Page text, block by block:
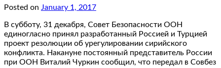
Posted on January 1, 2017
В субботу, 31 декабря, Совет Безопасности ООН
единогласно принял разработанный Россией и Турцией
проект резолюции об урегулировании сирийского
конфликта. Накануне постоянный представитель России
при ООН Виталий Чуркин сообщил, что передал в Совбез